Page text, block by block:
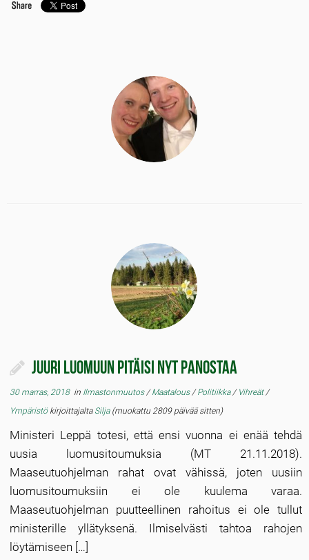
Juuri luomuun pitäisi nyt panostaa
30 marras, 2018in Ilmastonmuutos/Maatalous/Politiikka/ Vihreät/
Ympäristö kirjoittajalta Silja(muokattu 2809 päivää sitten)
Ministeri Leppä totesi, että ensi vuonna ei enää tehdä
uusia luomusitoumuksia (MT 21.11.2018).
Maaseutuohjelman rahat ovat vähissä, joten uusiin
luomusitoumuksiin ei ole kuulema varaa.
Maaseutuohjelman puutteellinen rahoitus ei ole tullut
ministerille yllätyksenä. Ilmiselvästi tahtoa rahojen
löytämiseen […]